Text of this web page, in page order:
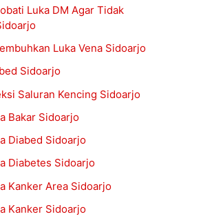
Luka DM Agar Tidak
Luka Vena Sidoarjo
Sidoarjo
Saluran Kencing Sidoarjo
Bakar Sidoarjo
Diabed Sidoarjo
Diabetes Sidoarjo
Kanker Area Sidoarjo
Kanker Sidoarjo